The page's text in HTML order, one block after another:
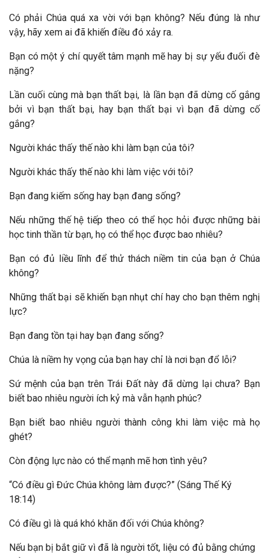
Có phải Chúa quá xa vời với bạn không? Nếu đúng là như
vậy, hãy xem ai đã khiến điều đó xảy ra.
Bạn có một ý chí quyết tâm mạnh mẽ hay bị sự yếu đuối đè
nặng?
Lần cuối cùng mà bạn thất bại, là lần bạn đã dừng cố gắng
bởi vì bạn thất bại, hay bạn thất bại vì bạn đã dừng cố
gắng?
Người khác thấy thế nào khi làm bạn của tôi?
Người khác thấy thế nào khi làm việc với tôi?
Bạn đang kiếm sống hay bạn đang sống?
Nếu những thế hệ tiếp theo có thể học hỏi được những bài
học tinh thần từ bạn, họ có thể học được bao nhiêu?
Bạn có đủ liều lĩnh để thử thách niềm tin của bạn ở Chúa
không?
Những thất bại sẽ khiến bạn nhụt chí hay cho bạn thêm nghị
lực?
Bạn đang tồn tại hay bạn đang sống?
Chúa là niềm hy vọng của bạn hay chỉ là nơi bạn đổ lỗi?
Sứ mệnh của bạn trên Trái Đất này đã dừng lại chưa? Bạn
biết bao nhiêu người ích kỷ mà vẫn hạnh phúc?
Bạn biết bao nhiêu người thành công khi làm việc mà họ
ghét?
Còn động lực nào có thể mạnh mẽ hơn tình yêu?
“Có điều gì Đức Chúa không làm được?” (Sáng Thế Ký
18:14)
Có điều gì là quá khó khăn đối với Chúa không?
Nếu bạn bị bắt giữ vì đã là người tốt, liệu có đủ bằng chứng